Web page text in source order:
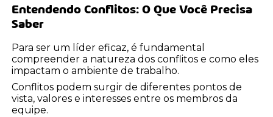
Entendendo Conflitos: O Que Você Precisa
Saber
Para ser um líder eficaz, é fundamental
compreender a natureza dos conflitos e como eles
impactam o ambiente de trabalho.
Conflitos podem surgir de diferentes pontos de
vista, valores e interesses entre os membros da
equipe.